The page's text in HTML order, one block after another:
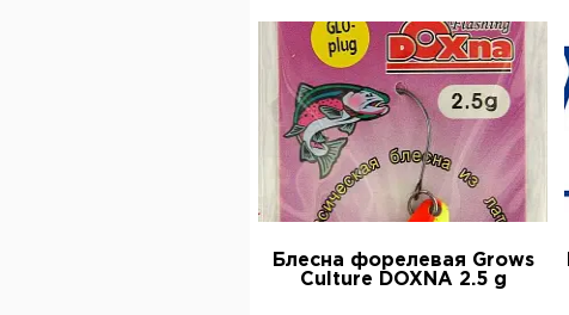
Блесна форелевая Grows
Culture DOXNA 2.5 g